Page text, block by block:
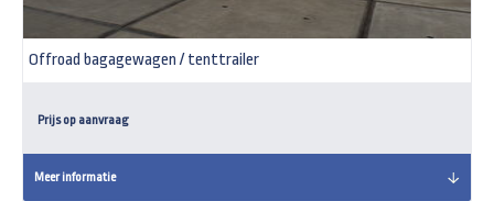
Offroad bagagewagen / tenttrailer
Prijs op aanvraag
Meer informatie